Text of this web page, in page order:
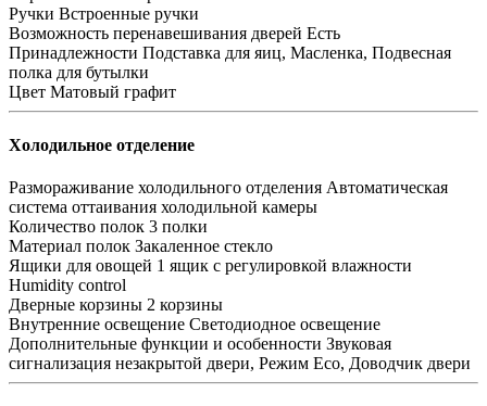
Ручки Встроенные ручки
Возможность перенавешивания дверей Есть
Принадлежности Подставка для яиц, Масленка, Подвесная
полка для бутылки
Цвет Матовый графит
Холодильное отделение
Размораживание холодильного отделения Автоматическая
система оттаивания холодильной камеры
Количество полок 3 полки
Материал полок Закаленное стекло
Ящики для овощей 1 ящик с регулировкой влажности
Humidity control
Дверные корзины 2 корзины
Внутренние освещение Светодиодное освещение
Дополнительные функции и особенности Звуковая
сигнализация незакрытой двери, Режим Eco, Доводчик двери